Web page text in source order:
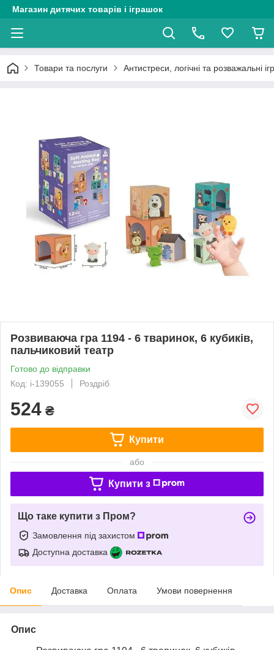
Магазин дитячих товарів і іграшок
Товари та послуги Антистреси, логічні та розважальні
Розвиваюча гра 1194 - 6 тваринок, 6 кубиків,
пальчиковий театр
Готово до відправки
Код: i-139055
Роздріб
524 ₴
Купити
або
Купити з
Що таке купити з Пром?
Замовлення під захистом
Доступна доставка
Опис Доставка Оплата Умови повернення
Опис